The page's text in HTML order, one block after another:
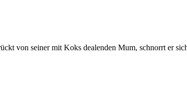
von seiner mit Koks dealenden Mum, schnorrt er